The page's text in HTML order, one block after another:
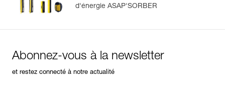
d'énergie ASAP'SORBER
Abonnez-vous à la newsletter
et restez connecté à notre actualité